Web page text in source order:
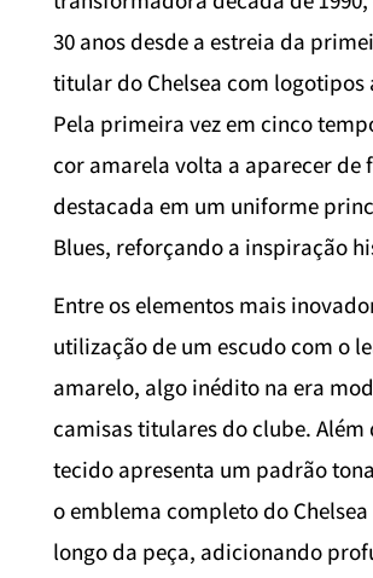
30 anos desde a estreia da
titular do Chelsea com logotipos
Pela primeira vez em cinco
cor amarela volta a aparecer de
destacada em um uniforme
Blues, reforçando a inspiração
Entre os elementos mais
utilização de um escudo com o
amarelo, algo inédito na era
camisas titulares do clube. Além
tecido apresenta um padrão
o emblema completo do
longo da peça, adicionando